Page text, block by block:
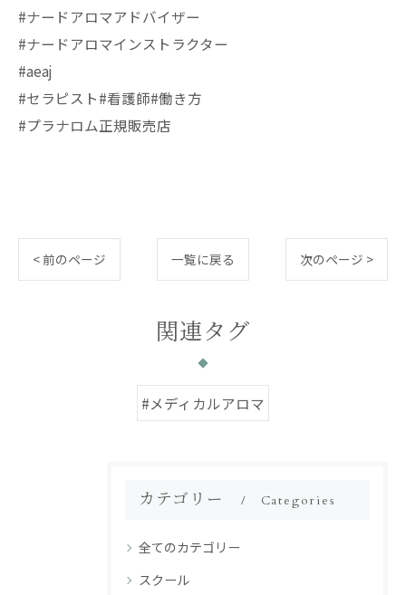
#ナードアロマアドバイザー
#ナードアロマインストラクター
#aeaj
#セラピスト#看護師#働き方
#プラナロム正規販売店
< 前のページ 一覧に戻る 次のページ >
関連タグ
#メディカルアロマ
カテゴリー Categories
全てのカテゴリー
スクール